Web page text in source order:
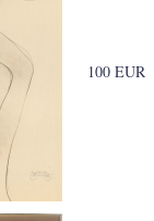
100 EUR